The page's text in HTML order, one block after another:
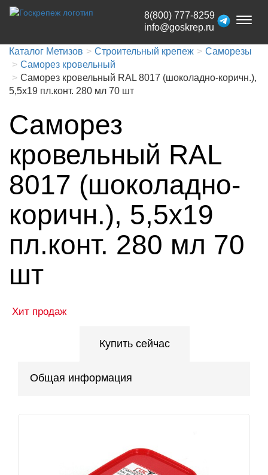
Toggle
8(800) 777-8259
info@goskrep.ru
Каталог Метизов Строительный крепеж
Саморезы
Саморез кровельный
Саморез кровельный RAL 8017 (шоколадно-коричн.),
5,5x19 пл.конт. 280 мл 70 шт
Саморез
кровельный RAL
8017 (шоколадно-
коричн.), 5,5x19
пл.конт. 280 мл 70
шт
Хит продаж
Купить сейчас
Общая информация